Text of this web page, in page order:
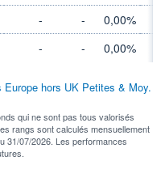
- -
0,00%
- - 0,00%
hors UK Petites & Moy.
qui ne sont pas tous valorisés
rangs sont calculés mensuellement
31/07/2026. Les performances